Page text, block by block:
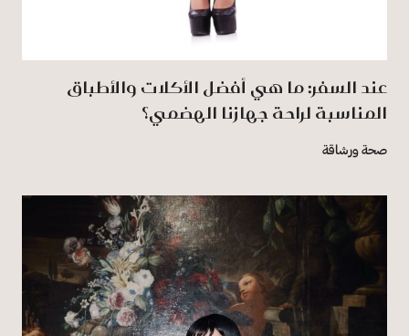
عند السفر: ما هي أفضل الأكلات والأطباق
المناسبة لراحة جهازنا الهضمي؟
صحة ورشاقة